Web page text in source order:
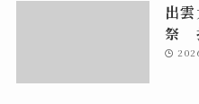
出
祭